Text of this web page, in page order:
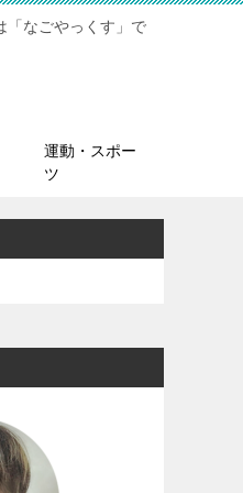
「なごやっくす」で
運動・スポー
ツ